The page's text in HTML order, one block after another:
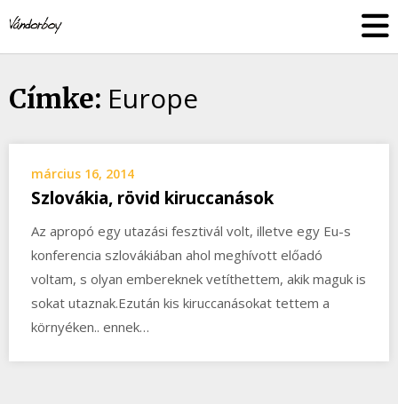
to
content
Címke: Europe
március 16, 2014
Szlovákia, rövid kiruccanások
Az apropó egy utazási fesztivál volt, illetve egy Eu-s
konferencia szlovákiában ahol meghívott előadó
voltam, s olyan embereknek vetíthettem, akik maguk is
sokat utaznak.Ezután kis kiruccanásokat tettem a
környéken.. ennek…